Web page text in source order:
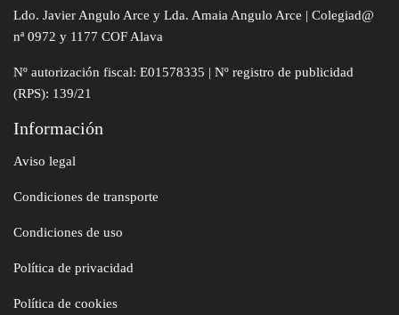
Ldo. Javier Angulo Arce y Lda. Amaia Angulo Arce | Colegiad@
nª 0972 y 1177 COF Alava
Nº autorización fiscal: E01578335 | Nº registro de publicidad
(RPS): 139/21
Información
Aviso legal
Condiciones de transporte
Condiciones de uso
Política de privacidad
Política de cookies